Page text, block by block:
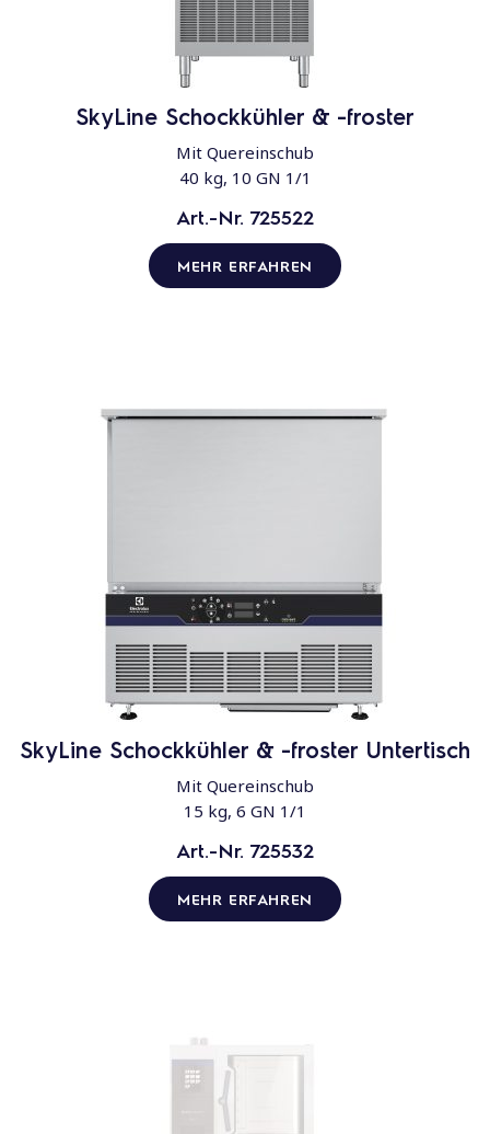
SkyLine Schockkühler & -froster
Mit Quereinschub
40 kg, 10 GN 1/1
Art.-Nr. 725522
MEHR ERFAHREN
SkyLine Schockkühler & -froster Untertisch
Mit Quereinschub
15 kg, 6 GN 1/1
Art.-Nr. 725532
MEHR ERFAHREN